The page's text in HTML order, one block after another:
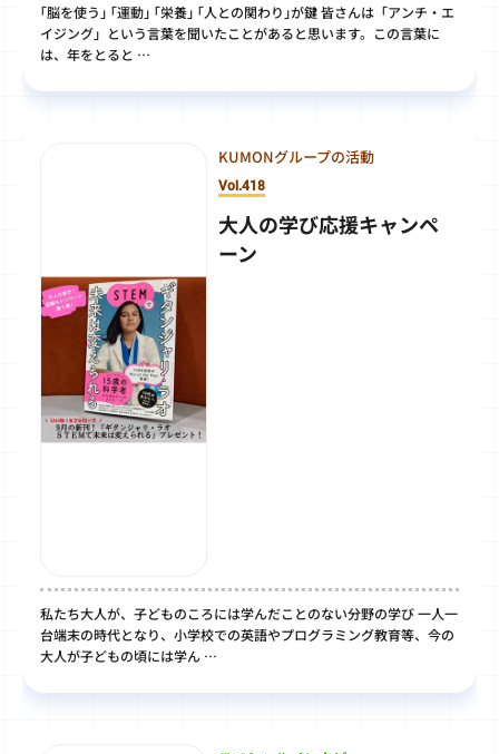
｢脳を使う｣ ｢運動｣ ｢栄養｣ ｢人との関わり｣が鍵 皆さんは「アンチ・エ
イジング」という言葉を聞いたことがあると思います。この言葉に
は、年をとると …
KUMONグループの活動
Vol.418
大人の学び応援キャンペ
ーン
私たち大人が、子どものころには学んだことのない分野の学び 一人一
台端末の時代となり、小学校での英語やプログラミング教育等、今の
大人が子どもの頃には学ん …